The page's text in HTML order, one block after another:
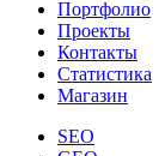
Портфолио
Проекты
Контакты
Статистика
Магазин
SEO